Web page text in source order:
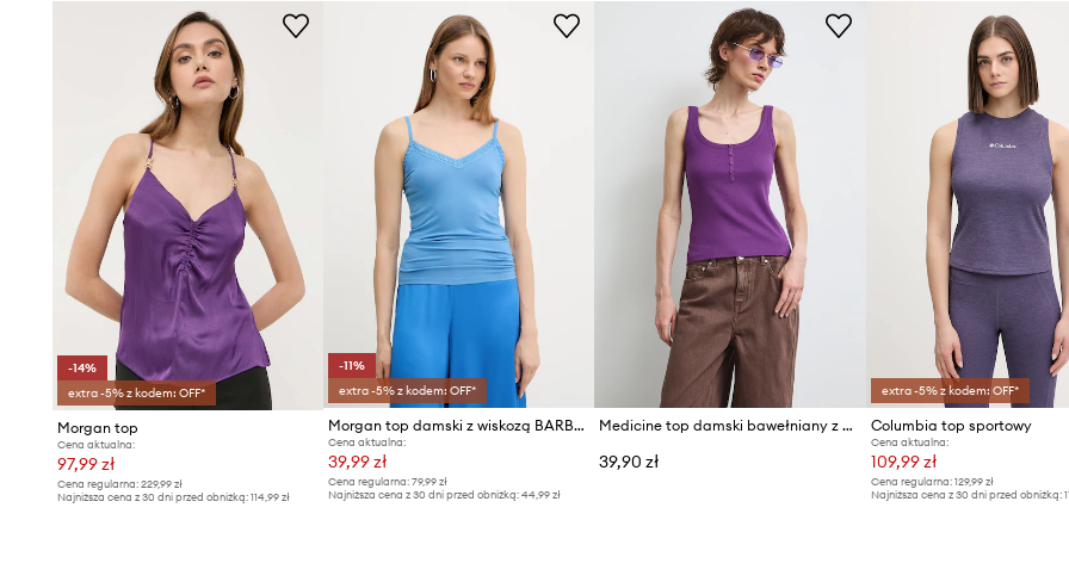
ID Produktu
-14%
extra -5% z kodem: OFF*
Morgan top
Cena aktualna:
97,99 zł
Cena regularna: 229,99 zł
Najniższa cena z 30 dni przed obniżką: 114,99 zł
-11%
extra -5% z kodem: OFF*
Morgan top damski z wiskozą BARBA.N
Cena aktualna:
39,99 zł
Cena regularna:79,99 zł
Najniższa cena z 30 dni przed obniżką:44,99 zł
Medicine top damski bawełniany z elastanem
39,90 zł
extra -5% z kodem: OFF*
Columbia top sportowy
Cena aktualna:
109,99 zł
Cena regularna: 129,99 zł
Najniższa cena z 30 dni przed obniżką: